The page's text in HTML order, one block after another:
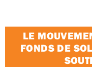
LE
FONDS DE